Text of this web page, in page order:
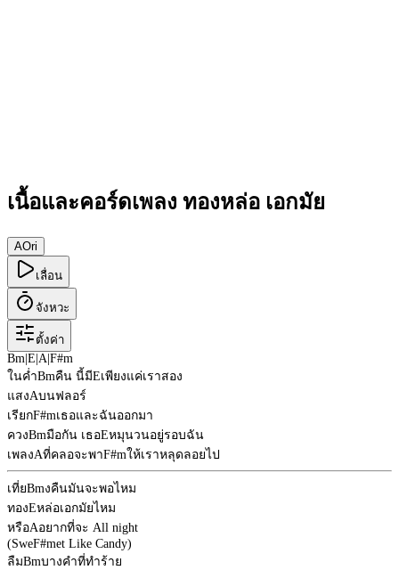
เนื้อและคอร์ดเพลง ทองหล่อ เอกมัย
AOri
เลื่อน
จังหวะ
ตั้งค่า
Bm E A F#m
ในค่ำBmคืน นี้มีEเพียงแค่เราสอง
แสงAบนฟลอร์
เรียกF#mเธอและฉันออกมา
ควงBmมือกัน เธอEหมุนวนอยู่รอบฉัน
เพลงAที่คลอจะพาF#mให้เราหลุดลอยไป
เที่ยBmงคืนมันจะพอไหม
ทองEหล่อเอกมัยไหม
หรือAอยากที่จะ All night
(SweF#met Like Candy)
ลืมBmบางคำที่ทำร้าย